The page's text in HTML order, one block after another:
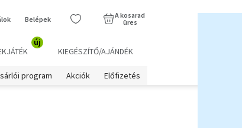
Belépek
A kosarad
üres
új
KIEGÉSZÍTŐ/AJÁNDÉK
program Akciók Előfizetés